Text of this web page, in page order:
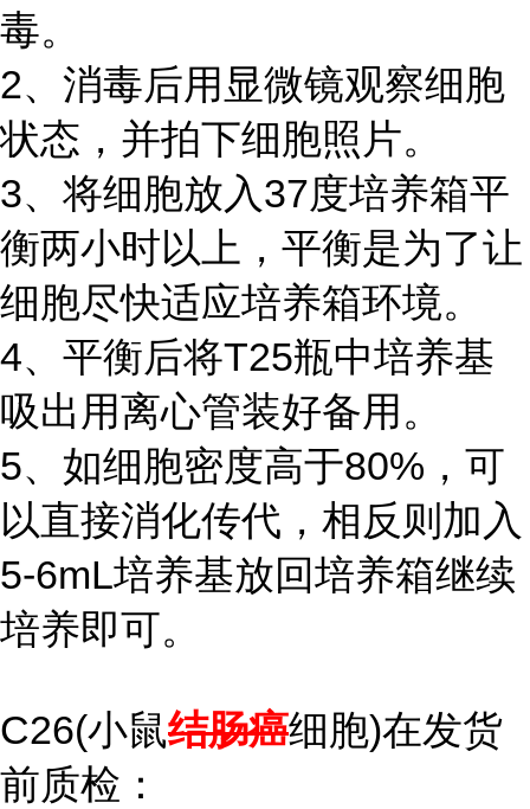
毒。
2、消毒后用显微镜观察细胞
状态，并拍下细胞照片。
3、将细胞放入37度培养箱平
衡两小时以上，平衡是为了让
细胞尽快适应培养箱环境。
4、平衡后将T25瓶中培养基
吸出用离心管装好备用。
5、如细胞密度高于80%，可
以直接消化传代，相反则加入
5-6mL培养基放回培养箱继续
培养即可。
C26(小鼠结肠癌细胞)在发货
前质检：